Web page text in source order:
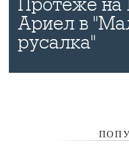
Ариел в
русалка"